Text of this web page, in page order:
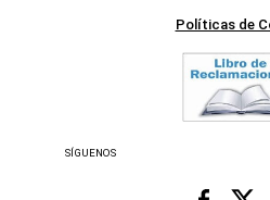
Políticas de
SÍGUENOS